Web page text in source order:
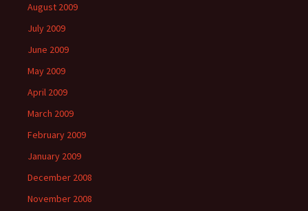
August 2009
July 2009
June 2009
May 2009
April 2009
March 2009
February 2009
January 2009
December 2008
November 2008